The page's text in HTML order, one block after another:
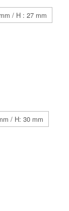
/ H : 27 mm
/ H: 30 mm